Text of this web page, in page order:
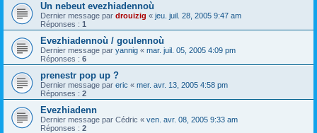
Un nebeut evezhiadennoù
Dernier message par drouizig « jeu. juil. 28, 2005 9:47 am
Réponses : 1
Evezhiadennoù / goulennoù
Dernier message par yannig « mar. juil. 05, 2005 4:09 pm
Réponses : 6
prenestr pop up ?
Dernier message par eric « mer. avr. 13, 2005 4:58 pm
Réponses : 2
Evezhiadenn
Dernier message par Cédric « ven. avr. 08, 2005 9:33 am
Réponses : 2